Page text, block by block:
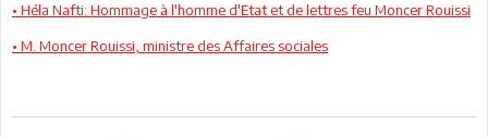
• Héla Nafti: Hommage à l'homme d'Etat et de lettres feu Moncer Rouissi
• M. Moncer Rouissi, ministre des Affaires sociales